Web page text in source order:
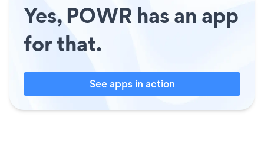
Yes, POWR has an app
for that.
See apps in action